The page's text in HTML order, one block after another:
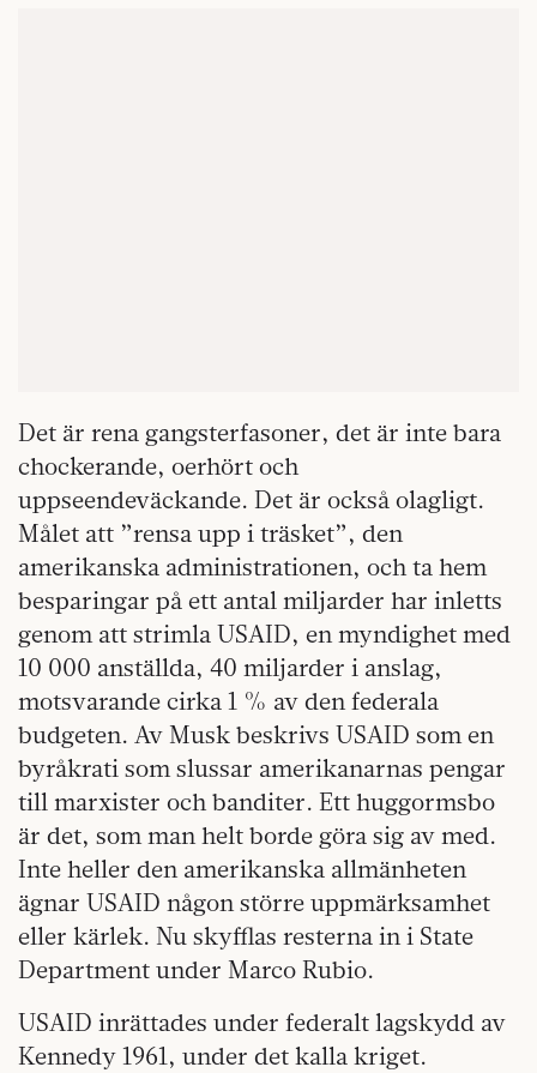
Det är rena gangsterfasoner, det är inte bara
chockerande, oerhört och
uppseendeväckande. Det är också olagligt.
Målet att ”rensa upp i träsket”, den
amerikanska administrationen, och ta hem
besparingar på ett antal miljarder har inletts
genom att strimla USAID, en myndighet med
10 000 anställda, 40 miljarder i anslag,
motsvarande cirka 1 % av den federala
budgeten. Av Musk beskrivs USAID som en
byråkrati som slussar amerikanarnas pengar
till marxister och banditer. Ett huggormsbo
är det, som man helt borde göra sig av med.
Inte heller den amerikanska allmänheten
ägnar USAID någon större uppmärksamhet
eller kärlek. Nu skyfflas resterna in i State
Department under Marco Rubio.
USAID inrättades under federalt lagskydd av
Kennedy 1961, under det kalla kriget.